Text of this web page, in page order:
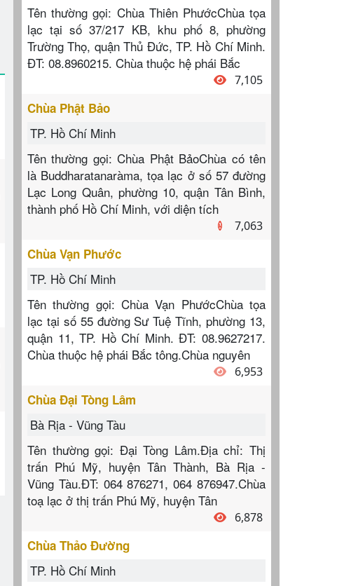
Tên thường gọi: Chùa Thiên PhướcChùa tọa
lạc tại số 37/217 KB, khu phố 8, phường
Trường Thọ, quận Thủ Đức, TP. Hồ Chí Minh.
ĐT: 08.8960215. Chùa thuộc hệ phái Bắc
7,105
Chùa Phật Bảo
TP. Hồ Chí Minh
Tên thường gọi: Chùa Phật BảoChùa có tên
là Buddharatanaràma, tọa lạc ở số 57 đường
Lạc Long Quân, phường 10, quận Tân Bình,
thành phố Hồ Chí Minh, với diện tích
7,063
Chùa Vạn Phước
TP. Hồ Chí Minh
Tên thường gọi: Chùa Vạn PhướcChùa tọa
lạc tại số 55 đường Sư Tuệ Tĩnh, phường 13,
quận 11, TP. Hồ Chí Minh. ĐT: 08.9627217.
Chùa thuộc hệ phái Bắc tông.Chùa nguyên
6,953
Chùa Đại Tòng Lâm
Bà Rịa - Vũng Tàu
Tên thường gọi: Đại Tòng Lâm.Địa chỉ: Thị
trấn Phú Mỹ, huyện Tân Thành, Bà Rịa -
Vũng Tàu.ĐT: 064 876271, 064 876947.Chùa
toạ lạc ở thị trấn Phú Mỹ, huyện Tân
6,878
Chùa Thảo Đường
TP. Hồ Chí Minh